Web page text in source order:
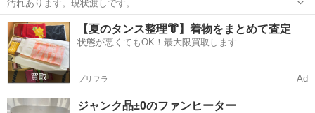
汚れあります。現状渡しです。
大阪 大阪市 千鳥橋駅 季節、空調家電 ガスストーブ
【夏のタンス整理👘】着物をまとめて査定
状態が悪くてもOK！最大限買取します
プリフラ Ad
ジャンク品±0のファンヒーター